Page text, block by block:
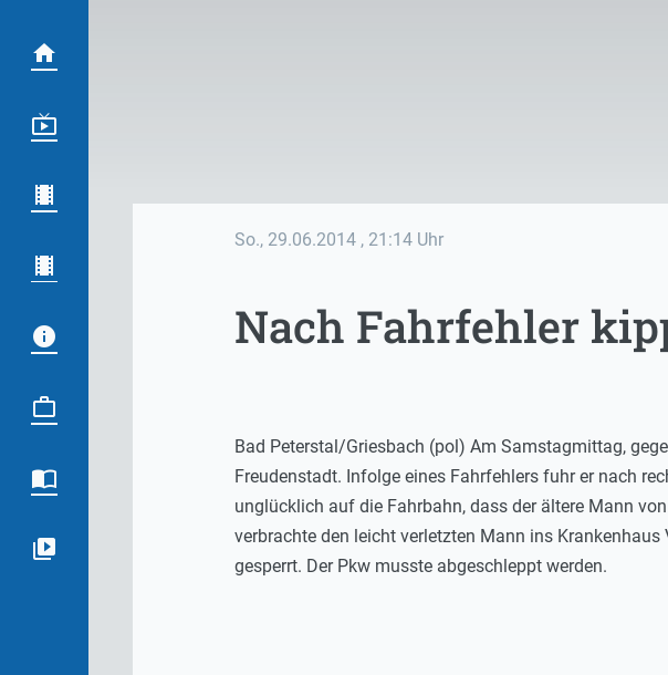
So., 29.06.2014 , 21:14 Uhr
Nach Fahrfehler
Bad Peterstal/Griesbach (pol) Am Samstagmittag,
Freudenstadt. Infolge eines Fahrfehlers fuhr er nach
unglücklich auf die Fahrbahn, dass der ältere Mann
verbrachte den leicht verletzten Mann ins
gesperrt. Der Pkw musste abgeschleppt werden.